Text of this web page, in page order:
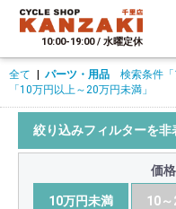
10:00-19:00 / 水曜定休
全て パーツ・用品 検索条件
「10万円以上～20万円未満」
絞り込みフィルターを非
価
10万円未満 10～